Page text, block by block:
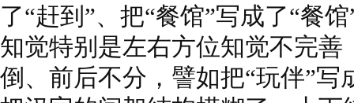
了“赶到”、把“餐馆”写成了“餐
知觉特别是左右方位知觉不完
倒、前后不分，譬如把“玩伴”写